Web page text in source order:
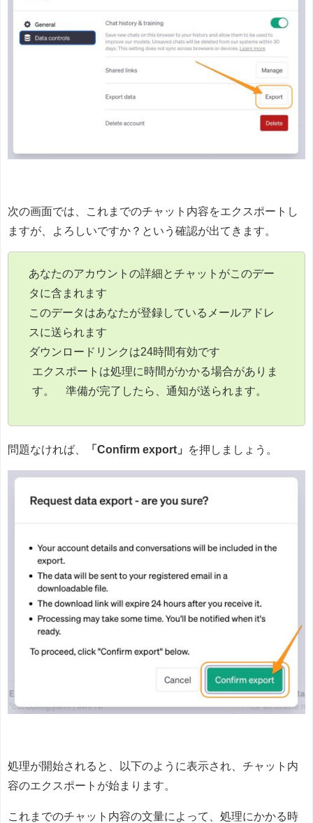
次の画面では、これまでのチャット内容をエクスポートし
ますが、よろしいですか？という確認が出てきます。
あなたのアカウントの詳細とチャットがこのデー
タに含まれます
このデータはあなたが登録しているメールアドレ
スに送られます
ダウンロードリンクは24時間有効です
エクスポートは処理に時間がかかる場合がありま
す。 準備が完了したら、通知が送られます。
問題なければ、 「Confirm export」 を押しましょう。
処理が開始されると、以下のように表示され、チャット内
容のエクスポートが始まります。
これまでのチャット内容の文量によって、処理にかかる時